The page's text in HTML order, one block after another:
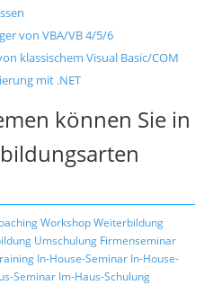
von VBA/VB 4/5/6
klassischem Visual Basic/COM
mit .NET
können Sie in
WorkshopWeiterbildung
Umschulung Firmenseminar
In-House-Seminar In-House-
Seminar Im-Haus-Schulung